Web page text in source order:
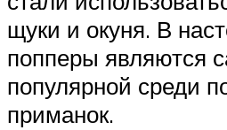
щуки и окуня. В
попперы являются
популярной среди
приманок.